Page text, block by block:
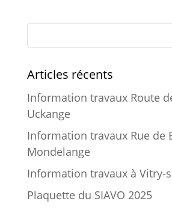
Articles récents
Information travaux Route
Uckange
Information travaux Rue de
Mondelange
Information travaux à Vitry-
Plaquette du SIAVO 2025